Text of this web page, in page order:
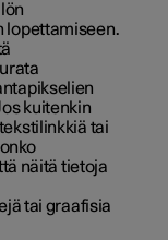
lopettamiseen.
kuitenkin
tai
näitä tietoja
tai graafisia